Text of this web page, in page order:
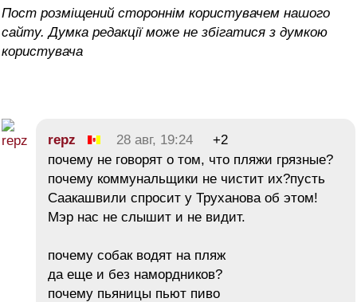
Пост розміщений стороннім користувачем нашого
сайту. Думка редакції може не збігатися з думкою
користувача
repz 28 авг, 19:24
+2
почему не говорят о том, что пляжи грязные?
почему коммунальщики не чистит их?пусть
Саакашвили спросит у Труханова об этом!
Мэр нас не слышит и не видит.
почему собак водят на пляж
да еще и без намордников?
почему пьяницы пьют пиво